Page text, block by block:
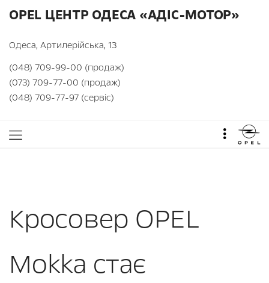
OPEL ЦЕНТР ОДЕСА «АДІС-МОТОР»
Одеса, Артилерійська, 13
(048) 709-99-00 (продаж)
(073) 709-77-00 (продаж)
(048) 709-77-97 (сервіс)
Кросовер OPEL
Mokka стає